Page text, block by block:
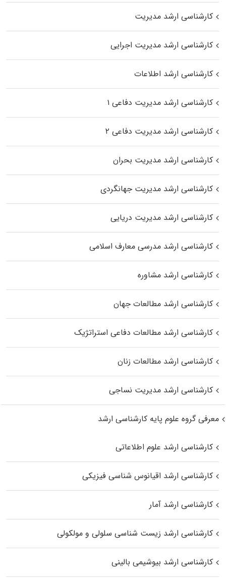
کارشناسی ارشد مدیریت
کارشناسی ارشد مدیریت اجرایی
کارشناسی ارشد اطلاعات
کارشناسی ارشد مدیریت دفاعی ۱
کارشناسی ارشد مدیریت دفاعی ۲
کارشناسی ارشد مدیریت بحران
کارشناسی ارشد مدیریت جهانگردی
کارشناسی ارشد مدیریت دریایی
کارشناسی ارشد مدرسی معارف اسلامی
کارشناسی ارشد مشاوره
کارشناسی ارشد مطالعات جهان
کارشناسی ارشد مطالعات دفاعی استراتژیک
کارشناسی ارشد مطالعات زنان
کارشناسی ارشد مدیریت نساجی
معرفی گروه علوم پایه کارشناسی ارشد
کارشناسی ارشد علوم اطلاعاتی
کارشناسی ارشد اقیانوس‌ شناسی فیزیکی
کارشناسی ارشد آمار
کارشناسی ارشد زیست شناسی سلولی و مولکولی
کارشناسی ارشد بیوشیمی بالینی